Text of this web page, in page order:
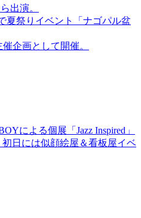
出演。
夏祭りイベント「ナゴパル盆
企画として開催。
による個展「Jazz Inspired」
日には似顔絵屋＆看板屋イベ